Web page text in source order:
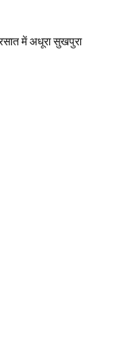
में अधूरा सुखपुरा